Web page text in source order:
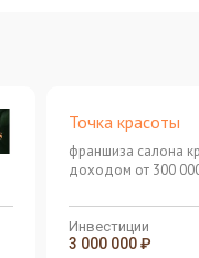
Точка красоты
франшиза салона
доходом от 300
Инвестиции
3 000 000 ₽